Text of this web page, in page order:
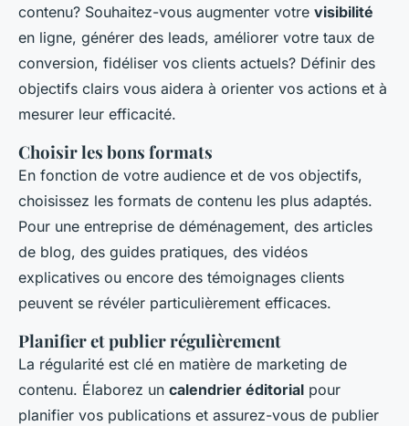
contenu? Souhaitez-vous augmenter votre visibilité
en ligne, générer des leads, améliorer votre taux de
conversion, fidéliser vos clients actuels? Définir des
objectifs clairs vous aidera à orienter vos actions et à
mesurer leur efficacité.
Choisir les bons formats
En fonction de votre audience et de vos objectifs,
choisissez les formats de contenu les plus adaptés.
Pour une entreprise de déménagement, des articles
de blog, des guides pratiques, des vidéos
explicatives ou encore des témoignages clients
peuvent se révéler particulièrement efficaces.
Planifier et publier régulièrement
La régularité est clé en matière de marketing de
contenu. Élaborez un calendrier éditorial pour
planifier vos publications et assurez-vous de publier